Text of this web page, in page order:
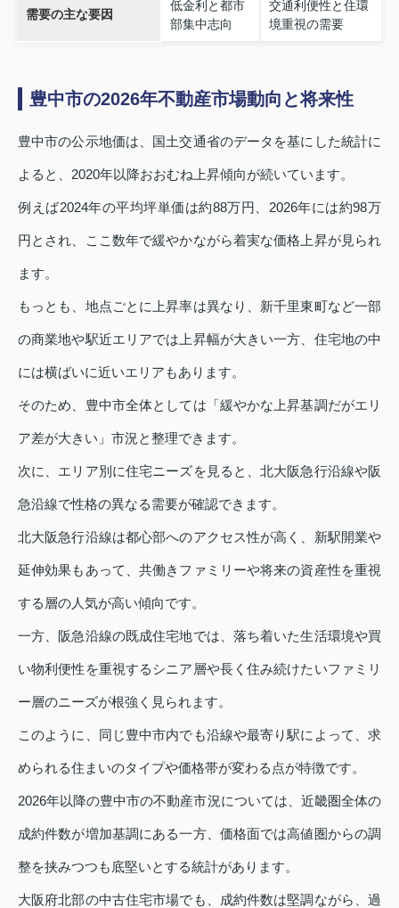
需要の主な要因
低金利と都市
部集中志向
交通利便性と住環
境重視の需要
豊中市の2026年不動産市場動向と将来性
豊中市の公示地価は、国土交通省のデータを基にした統計に
よると、2020年以降おおむね上昇傾向が続いています。
例えば2024年の平均坪単価は約88万円、2026年には約98万
円とされ、ここ数年で緩やかながら着実な価格上昇が見られ
ます。
もっとも、地点ごとに上昇率は異なり、新千里東町など一部
の商業地や駅近エリアでは上昇幅が大きい一方、住宅地の中
には横ばいに近いエリアもあります。
そのため、豊中市全体としては「緩やかな上昇基調だがエリ
ア差が大きい」市況と整理できます。
次に、エリア別に住宅ニーズを見ると、北大阪急行沿線や阪
急沿線で性格の異なる需要が確認できます。
北大阪急行沿線は都心部へのアクセス性が高く、新駅開業や
延伸効果もあって、共働きファミリーや将来の資産性を重視
する層の人気が高い傾向です。
一方、阪急沿線の既成住宅地では、落ち着いた生活環境や買
い物利便性を重視するシニア層や長く住み続けたいファミリ
ー層のニーズが根強く見られます。
このように、同じ豊中市内でも沿線や最寄り駅によって、求
められる住まいのタイプや価格帯が変わる点が特徴です。
2026年以降の豊中市の不動産市況については、近畿圏全体の
成約件数が増加基調にある一方、価格面では高値圏からの調
整を挟みつつも底堅いとする統計があります。
大阪府北部の中古住宅市場でも、成約件数は堅調ながら、過